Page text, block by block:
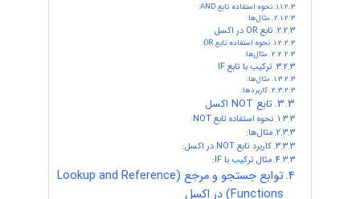
نحوه استفاده تابع AND:
مثال‌ها:
تابع OR در اکسل
نحوه استفاده تابع OR:
مثال‌ها:
ترکیب با تابع IF
مثال‌ها:
کاربردها:
تابع NOT اکسل
نحوه استفاده تابع NOT:
مثال‌ها:
کاربرد تابع NOT در اکسل:
مثال ترکیب با IF:
توابع جستجو و مرجع (Lookup and Reference
Functions) در اکسل